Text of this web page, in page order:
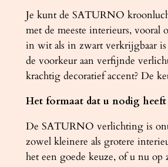
l
Je kunt de SATURNO
met de meeste interieurs, vooral
in wit als in zwart verkrijgbaar is
de voorkeur aan verfijnde
krachtig decoratief accent? De
Het formaat dat u nodig heeft
De SATURNO verlichting is
zowel kleinere als grotere
het een goede keuze, of u nu op